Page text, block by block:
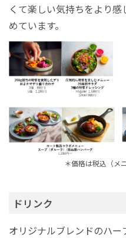
くて楽しい気持ちをより
めています。
＊価格は税込（メ
ドリンク
オリジナルブレンドのハ